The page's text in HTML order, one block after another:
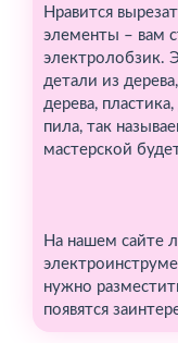
Нравится
элементы – вам
электролобзик.
детали из
дерева,
пила, так
мастерской
На нашем сайте
нужно
появятся